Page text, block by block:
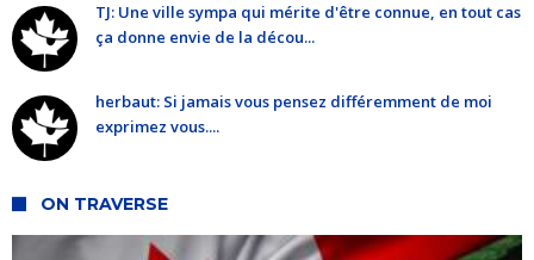
TJ: Une ville sympa qui mérite d'être connue, en tout cas
ça donne envie de la décou...
herbaut: Si jamais vous pensez différemment de moi
exprimez vous....
ON TRAVERSE